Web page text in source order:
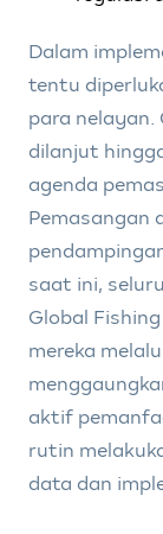
Dalam
tentu
para nelayan.
dilanjut
agenda
Pemasangan
saat ini,
Global
mereka
aktif
rutin
data dan